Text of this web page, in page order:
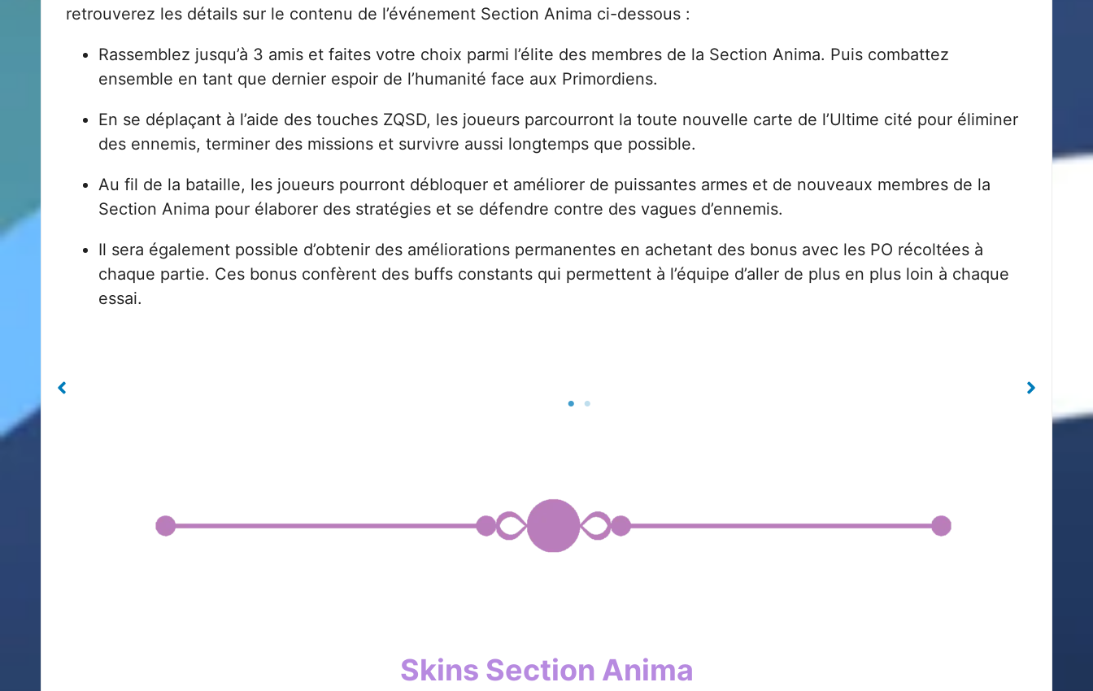
retrouverez les détails sur le contenu de l’événement Section Anima ci-dessous :
Rassemblez jusqu’à 3 amis et faites votre choix parmi l’élite des membres de la Section Anima. Puis combattez
ensemble en tant que dernier espoir de l’humanité face aux Primordiens.
En se déplaçant à l’aide des touches ZQSD, les joueurs parcourront la toute nouvelle carte de l’Ultime cité pour éliminer
des ennemis, terminer des missions et survivre aussi longtemps que possible.
Au fil de la bataille, les joueurs pourront débloquer et améliorer de puissantes armes et de nouveaux membres de la
Section Anima pour élaborer des stratégies et se défendre contre des vagues d’ennemis.
Il sera également possible d’obtenir des améliorations permanentes en achetant des bonus avec les PO récoltées à
chaque partie. Ces bonus confèrent des buffs constants qui permettent à l’équipe d’aller de plus en plus loin à chaque
essai.
Skins Section Anima